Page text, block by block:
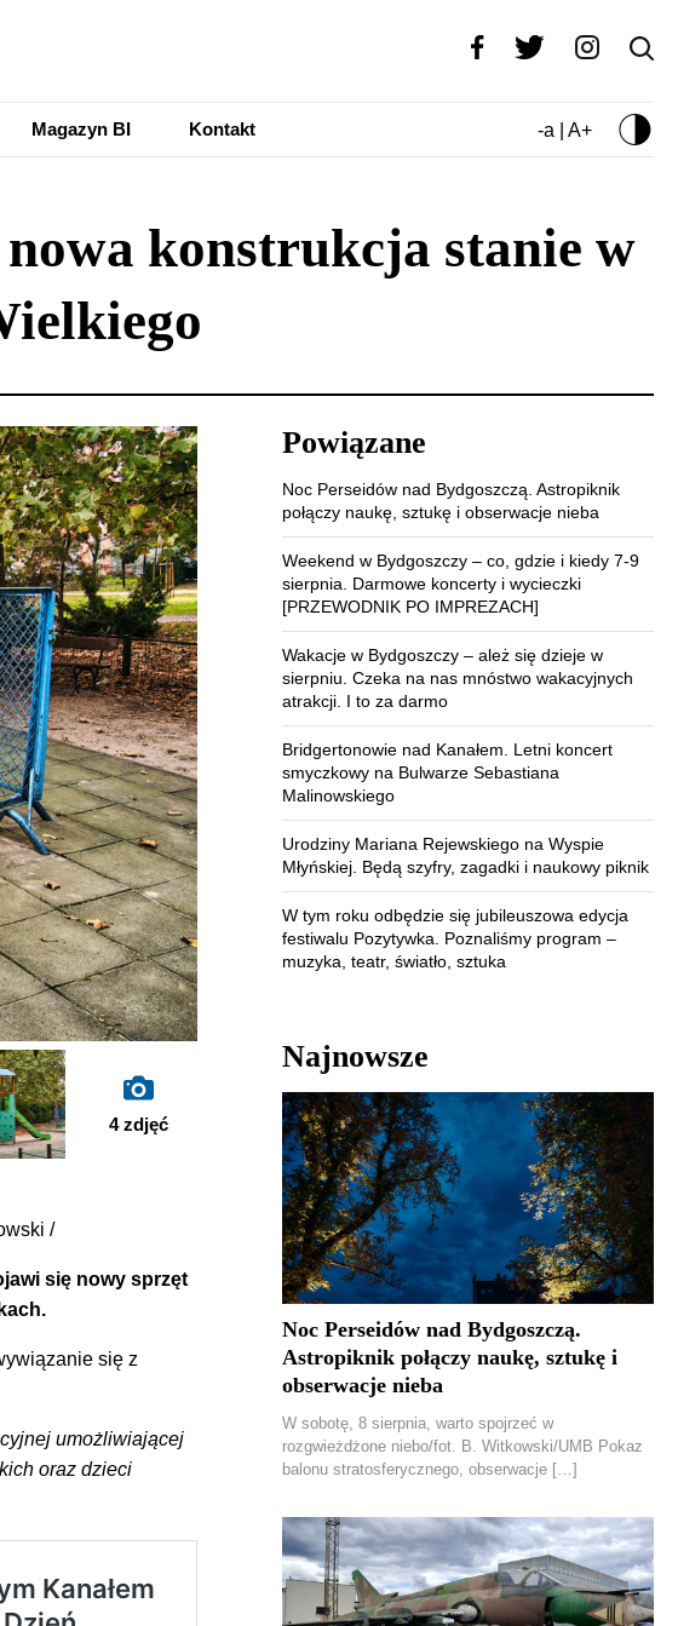
Magazyn BI Kontakt -a | A+
konstrukcja stanie w
4zdjęć
/
się nowy sprzęt
się z
umożliwiającej
oraz dzieci
Powiązane
Noc Perseidów nad Bydgoszczą. Astropiknik
połączy naukę, sztukę i obserwacje nieba
Weekend w Bydgoszczy – co, gdzie i kiedy 7-9
sierpnia. Darmowe koncerty i wycieczki
[PRZEWODNIK PO IMPREZACH]
Wakacje w Bydgoszczy – ależ się dzieje w
sierpniu. Czeka na nas mnóstwo wakacyjnych
atrakcji. I to za darmo
Bridgertonowie nad Kanałem. Letni koncert
smyczkowy na Bulwarze Sebastiana
Malinowskiego
Urodziny Mariana Rejewskiego na Wyspie
Młyńskiej. Będą szyfry, zagadki i naukowy piknik
W tym roku odbędzie się jubileuszowa edycja
festiwalu Pozytywka. Poznaliśmy program –
muzyka, teatr, światło, sztuka
Najnowsze
Noc Perseidów nad Bydgoszczą.
Astropiknik połączy naukę, sztukę i
obserwacje nieba
W sobotę, 8 sierpnia, warto spojrzeć w
rozgwieżdżone niebo/fot. B. Witkowski/UMB Pokaz
balonu stratosferycznego, obserwacje […]